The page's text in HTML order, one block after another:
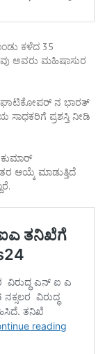
ಕಳೆದ 35
ಅವರು ಮಹಿಷಾಸುರ
ಘಾಟಿಕೋಪರ್ ನ ಭಾರತ್
ಸಾಧಕರಿಗೆ ಪ್ರಶಸ್ತಿ ನೀಡಿ
ಆಯ್ಕೆ ಮಾಡುತ್ತಿದೆ